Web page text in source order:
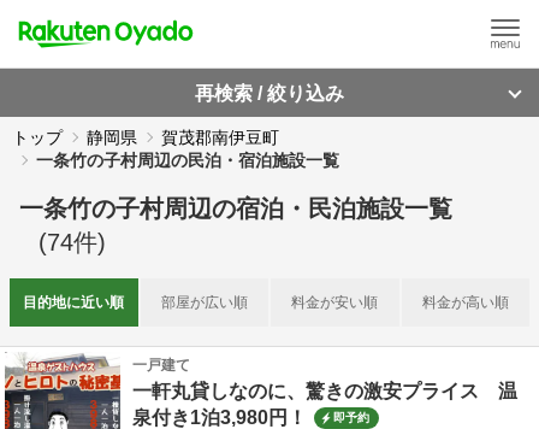
再検索 / 絞り込み
トップ 静岡県
賀茂郡南伊豆町
一条竹の子村周辺の民泊・宿泊施設一覧
一条竹の子村周辺の宿泊・民泊施設一覧
(74件)
目的地に近い順 部屋が広い順 料金が安い順 料金が高い順
一戸建て
一軒丸貸しなのに、驚きの激安プライス 温
泉付き1泊3,980円！
即予約